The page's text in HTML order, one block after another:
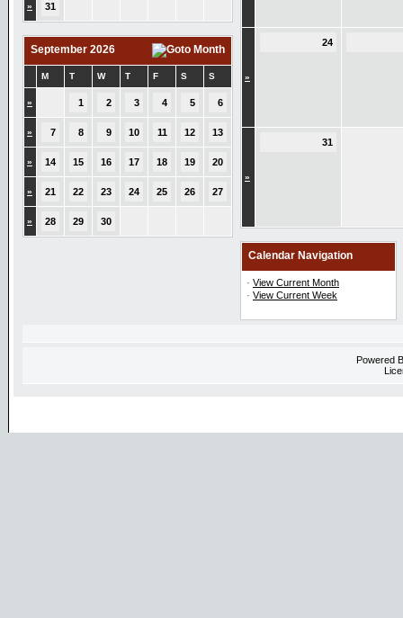
» 31
September 2026
M T W T F S S
» 1 2 3 4 5 6
» 7 8 9 10 11 12 13
» 14 15 16 17 18 19 20
» 21 22 23 24 25 26 27
» 28 29 30
»
24
»
31
Calendar Navigation
· View Current Month
· View Current Week
Powered